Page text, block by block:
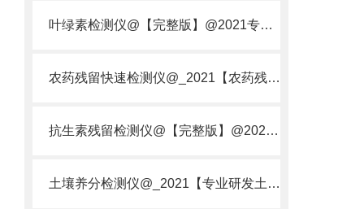
叶绿素检测仪@【完整版】@2021专业叶绿素检测仪器仪表
农药残留快速检测仪@_2021【农药残留检测仪器仪表DE原理】
抗生素残留检测仪@【完整版】@2021专业抗生素残留检测仪器仪表
土壤养分检测仪@_2021【专业研发土壤养分快速检测仪器仪表厂】